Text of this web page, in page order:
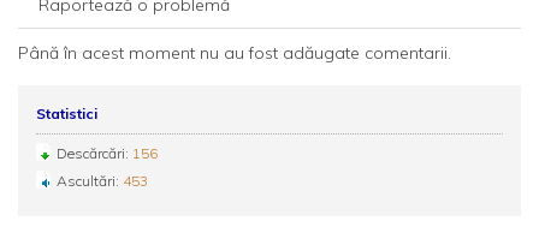
Raportează o problemă
Până în acest moment nu au fost adăugate comentarii.
Statistici
Descărcări: 156
Ascultări: 453